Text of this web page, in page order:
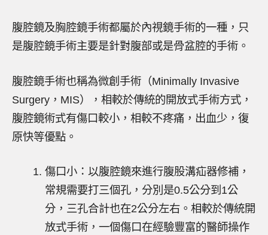
腹腔鏡及胸腔鏡手術都屬於內視鏡手術的一種，只
是腹腔鏡手術主要是針對腹部或是骨盆腔的手術。
腹腔鏡手術也稱為微創手術（Minimally Invasive
Surgery，MIS），相較於傳統的開放式手術方式，
腹腔鏡術式有傷口較小，相較不疼痛，出血少，復
原快等優點。
傷口小：以腹腔鏡來進行腹股溝疝器修補，
常規需要打三個孔，分別是0.5公分到1公
分，三孔合計也在2公分左右。相較於傳統開
放式手術，一個傷口在經驗豐富的醫師操作